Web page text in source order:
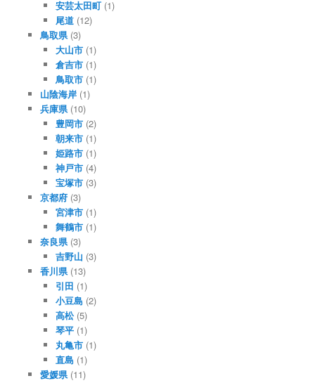
安芸太田町 (1)
尾道 (12)
鳥取県(3)
大山市 (1)
倉吉市 (1)
鳥取市 (1)
山陰海岸(1)
兵庫県(10)
豊岡市 (2)
朝来市 (1)
姫路市 (1)
神戸市 (4)
宝塚市 (3)
京都府(3)
宮津市 (1)
舞鶴市 (1)
奈良県(3)
吉野山 (3)
香川県(13)
引田 (1)
小豆島 (2)
高松(5)
琴平 (1)
丸亀市 (1)
直島 (1)
愛媛県(11)